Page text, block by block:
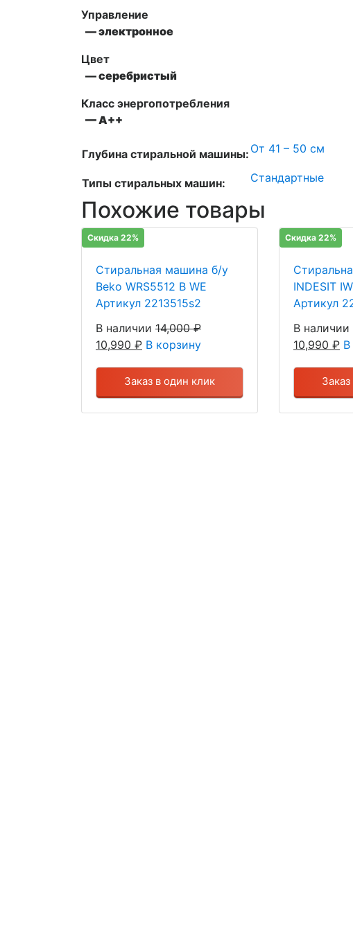
Управление
— электронное
Цвет
— серебристый
Класс энергопотребления
— А++
Глубина стиральной машины: От 41 – 50 см
Типы стиральных машин: Стандартные
Похожие товары
Скидка 22%
Стиральная машина б/у
Beko WRS5512 В WE
Артикул 2213515s2
В наличии 14,000₽
10,990 ₽ В корзину
Заказ в один клик
Скидка 22%
INDESIT
Артикул
В наличии
10,990 ₽ В